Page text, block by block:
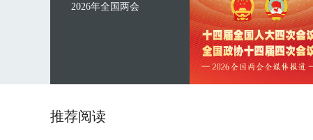
2026年全国两会
推荐阅读